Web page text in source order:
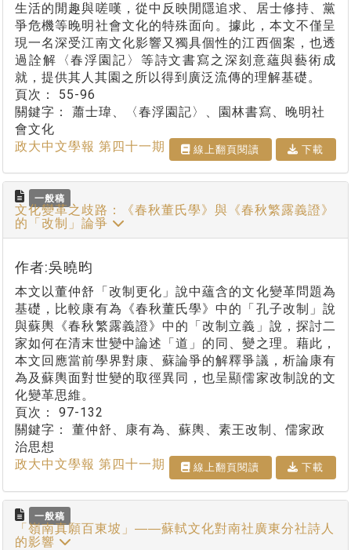
生活的閒趣與嗟嘆，從中反映閒隱追求、居士修持、黨
爭危機等晚明社會文化的特殊面向。據此，本文不僅呈
現一名深受江南文化影響又獨具個性的江西個案，也透
過詮解〈春浮園記〉等詩文書寫之深刻意蘊與藝術成
就，提供其人其園之所以得到廣泛流傳的理解基礎。
頁次： 55-96
關鍵字： 蕭士瑋、〈春浮園記〉、園林書寫、晚明社
會文化
政大中文學報 第四十一期
線上翻⾴閱讀 下載
一般稿
文化變革之歧路：《春秋董氏學》與《春秋繁露義證》
的「改制」論爭
作者:吳曉昀
本文以董仲舒「改制更化」說中蘊含的文化變革問題為
基礎，比較康有為《春秋董氏學》中的「孔子改制」說
與蘇輿《春秋繁露義證》中的「改制立義」說，探討二
家如何在清末世變中論述「道」的同、變之理。藉此，
本文回應當前學界對康、蘇論爭的解釋爭議，析論康有
為及蘇輿面對世變的取徑異同，也呈顯儒家改制說的文
化變革思維。
頁次： 97-132
關鍵字： 董仲舒、康有為、蘇輿、素王改制、儒家政
治思想
政大中文學報 第四十一期
線上翻⾴閱讀 下載
一般稿
「嶺南真願百東坡」――蘇軾文化對南社廣東分社詩人
的影響